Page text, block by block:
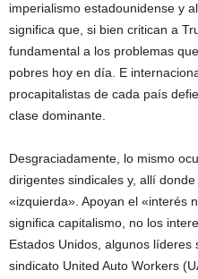
imperialismo estadounidense y
significa que, si bien critican a
fundamental a los problemas
pobres hoy en día. E
procapitalistas de cada país
clase dominante.
Desgraciadamente, lo mismo
dirigentes sindicales y, allí
«izquierda». Apoyan el «interés
significa capitalismo, no los
Estados Unidos, algunos
sindicato United Auto Workers